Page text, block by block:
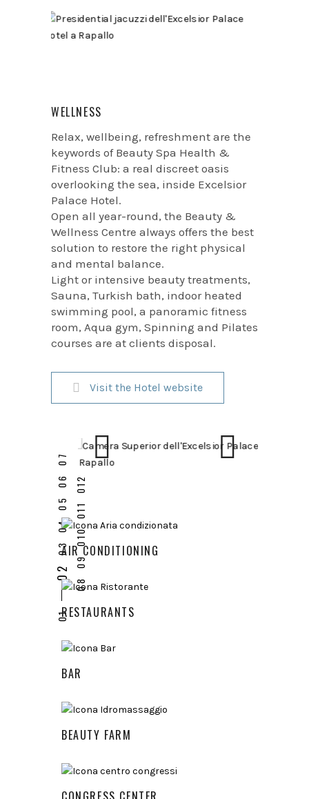
WELLNESS
Relax, wellbeing, refreshment are the
keywords of Beauty Spa Health &
Fitness Club: a real discreet oasis
overlooking the sea, inside Excelsior
Palace Hotel.
Open all year-round, the Beauty &
Wellness Centre always offers the best
solution to restore the right physical
and mental balance.
Light or intensive beauty treatments,
Sauna, Turkish bath, indoor heated
swimming pool, a panoramic fitness
room, Aqua gym, Spinning and Pilates
courses are at clients disposal.
Visit the Hotel website
AIR CONDITIONING
RESTAURANTS
BAR
BEAUTY FARM